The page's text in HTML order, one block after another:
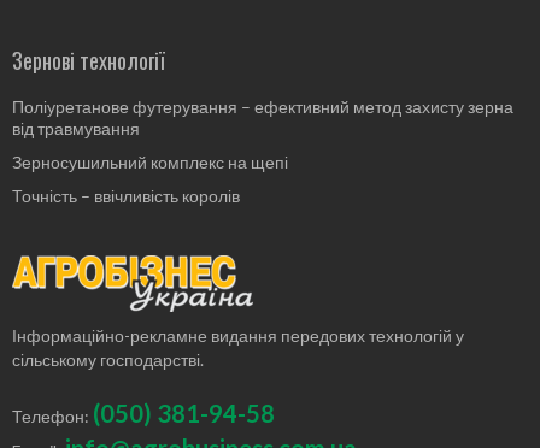
Зернові технології
Поліуретанове футерування – ефективний метод захисту зерна
від травмування
Зерносушильний комплекс на щепі
Точність – ввічливість королів
Інформаційно-рекламне видання передових технологій у
сільському господарстві.
Телефон: (050) 381-94-58